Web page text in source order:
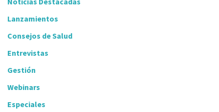
Lanzamientos
Consejos de Salud
Entrevistas
Gestión
Webinars
Especiales